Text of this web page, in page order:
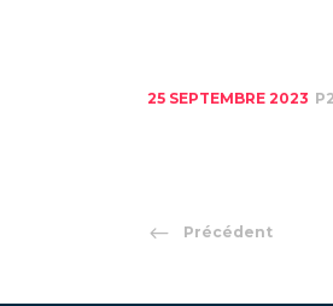
25 SEPTEMBRE 2023
Précédent